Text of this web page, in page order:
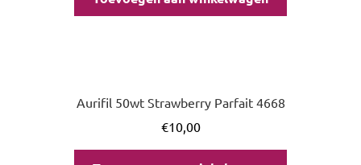
Aurifil 50wt Strawberry Parfait 4668
€10,00